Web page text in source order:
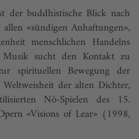
der buddhistische Blick nach
«sündigen Anhaftungen»,
menschlichen Handelns
Musik sucht den Kontakt zu
spirituellen Bewegung der
der alten Dichter,
Nô-Spielen des 15.
«Visions of Lear» (1998,